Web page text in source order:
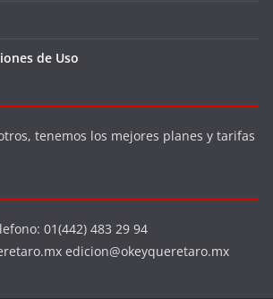
de Uso
tenemos los mejores planes y tarifas
01(442) 483 29 94
edicion@okeyqueretaro.mx